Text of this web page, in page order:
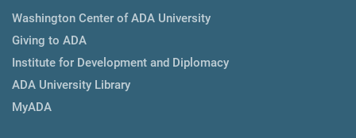
Washington Center of ADA University
Giving to ADA
Institute for Development and Diplomacy
ADA University Library
MyADA